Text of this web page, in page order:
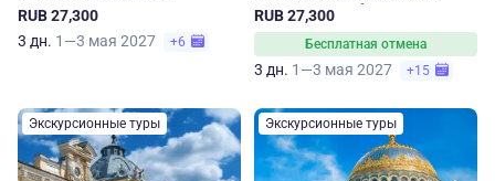
RUB 27,300
3 дн. 1—3 мая 2027 +6
Ивановская область летом
RUB 27,300
Бесплатная отмена
3 дн. 1—3 мая 2027 +15
Экскурсионные туры Экскурсионные туры